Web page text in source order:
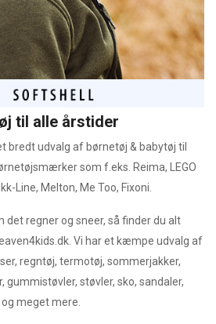
til alle årstider
bredt udvalg af børnetøj & babytøj til
som f.eks. Reima, LEGO
Line, Melton, Me Too, Fixoni.
det regner og sneer, så finder du alt
Vi har et kæmpe udvalg af
regntøj, termotøj, sommerjakker,
gummistøvler, støvler, sko, sandaler,
meget mere.